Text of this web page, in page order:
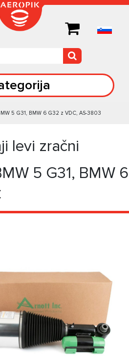
5 G31, BMW 6 G32 z VDC, AS-3803
levi zračni
5 G31, BMW 6